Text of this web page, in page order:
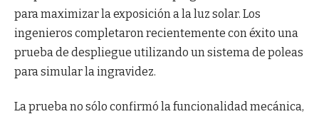
para maximizar la exposición a la luz solar. Los
ingenieros completaron recientemente con éxito una
prueba de despliegue utilizando un sistema de poleas
para simular la ingravidez.
La prueba no sólo confirmó la funcionalidad mecánica,